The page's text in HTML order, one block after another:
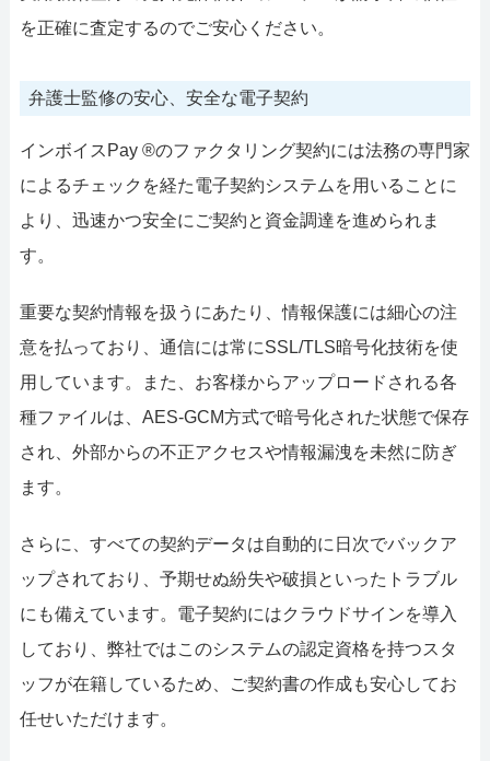
を正確に査定するのでご安心ください。
弁護士監修の安心、安全な電子契約
インボイスPay ®のファクタリング契約には法務の専門家
によるチェックを経た電子契約システムを用いることに
より、迅速かつ安全にご契約と資金調達を進められま
す。
重要な契約情報を扱うにあたり、情報保護には細心の注
意を払っており、通信には常にSSL/TLS暗号化技術を使
用しています。また、お客様からアップロードされる各
種ファイルは、AES-GCM方式で暗号化された状態で保存
され、外部からの不正アクセスや情報漏洩を未然に防ぎ
ます。
さらに、すべての契約データは自動的に日次でバックア
ップされており、予期せぬ紛失や破損といったトラブル
にも備えています。電子契約にはクラウドサインを導入
しており、弊社ではこのシステムの認定資格を持つスタ
ッフが在籍しているため、ご契約書の作成も安心してお
任せいただけます。